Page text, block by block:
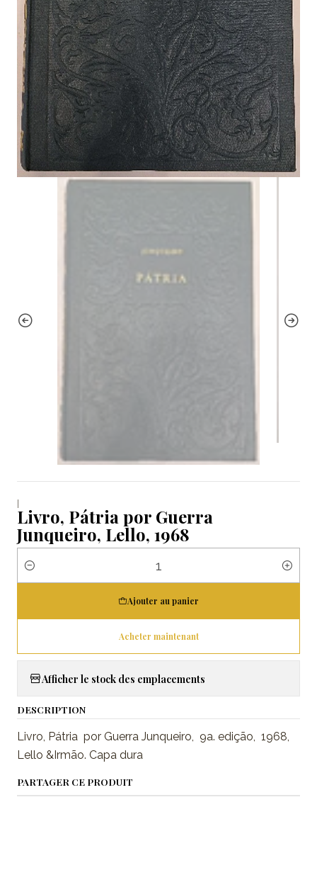
|
Livro, Pátria por Guerra
Junqueiro, Lello, 1968
Quantité
Ajouter au panier
Acheter maintenant
Afficher le stock des emplacements
DESCRIPTION
Livro, Pátria por Guerra Junqueiro, 9a. edição, 1968,
Lello &Irmão. Capa dura
PARTAGER CE PRODUIT